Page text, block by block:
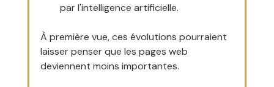
par l'intelligence artificielle.
À première vue, ces évolutions pourraient
laisser penser que les pages web
deviennent moins importantes.